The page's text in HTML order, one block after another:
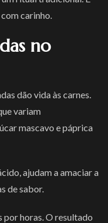
carinho.
no
dão vida às carnes.
variam
mascavo e páprica
ajudam a amaciar a
de sabor.
por horas. O resultado